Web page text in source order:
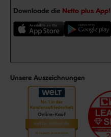
Downloade die Netto plus App!
Unsere Auszeichnungen